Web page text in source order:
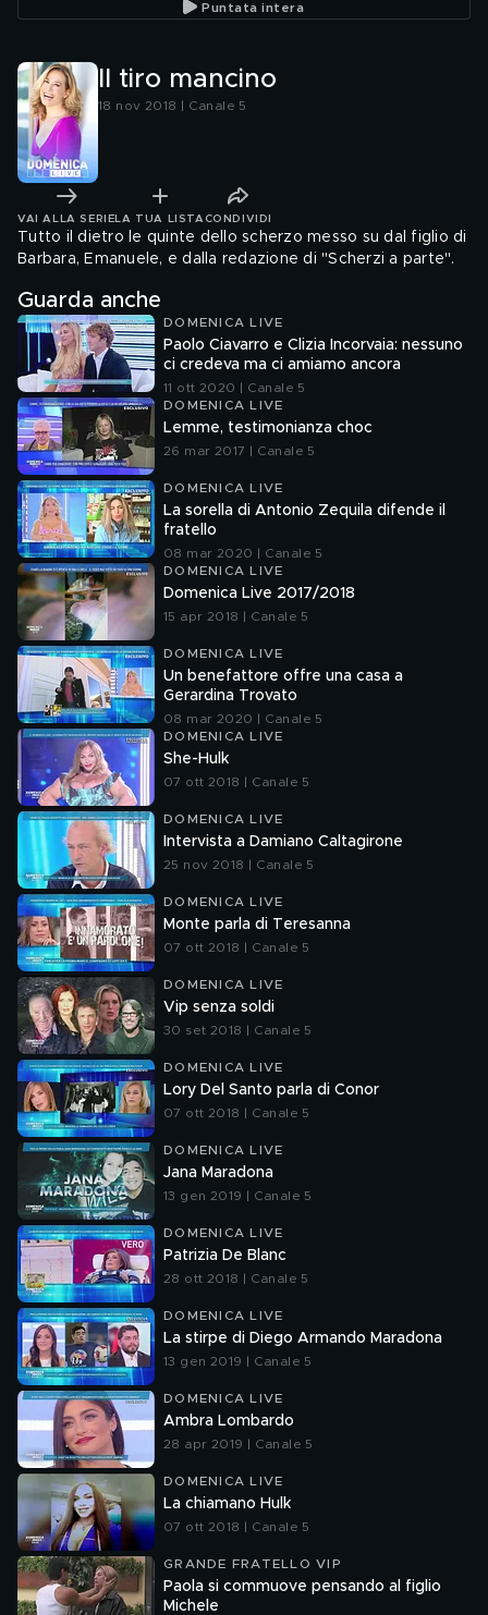
Puntata intera
Il tiro mancino
18 nov 2018 | Canale 5
VAI ALLA SERIE LA TUA LISTA CONDIVIDI
Tutto il dietro le quinte dello scherzo messo su dal figlio di
Barbara, Emanuele, e dalla redazione di "Scherzi a parte".
Guarda anche
DOMENICA LIVE
Paolo Ciavarro e Clizia Incorvaia: nessuno
ci credeva ma ci amiamo ancora
11 ott 2020 | Canale 5
DOMENICA LIVE
Lemme, testimonianza choc
26 mar 2017 | Canale 5
DOMENICA LIVE
La sorella di Antonio Zequila difende il
fratello
08 mar 2020 | Canale 5
DOMENICA LIVE
Domenica Live 2017/2018
15 apr 2018 | Canale 5
DOMENICA LIVE
Un benefattore offre una casa a
Gerardina Trovato
08 mar 2020 | Canale 5
DOMENICA LIVE
She-Hulk
07 ott 2018 | Canale 5
DOMENICA LIVE
Intervista a Damiano Caltagirone
25 nov 2018 | Canale 5
DOMENICA LIVE
Monte parla di Teresanna
07 ott 2018 | Canale 5
DOMENICA LIVE
Vip senza soldi
30 set 2018 | Canale 5
DOMENICA LIVE
Lory Del Santo parla di Conor
07 ott 2018 | Canale 5
DOMENICA LIVE
Jana Maradona
13 gen 2019 | Canale 5
DOMENICA LIVE
Patrizia De Blanc
28 ott 2018 | Canale 5
DOMENICA LIVE
La stirpe di Diego Armando Maradona
13 gen 2019 | Canale 5
DOMENICA LIVE
Ambra Lombardo
28 apr 2019 | Canale 5
DOMENICA LIVE
La chiamano Hulk
07 ott 2018 | Canale 5
GRANDE FRATELLO VIP
Paola si commuove pensando al figlio
Michele